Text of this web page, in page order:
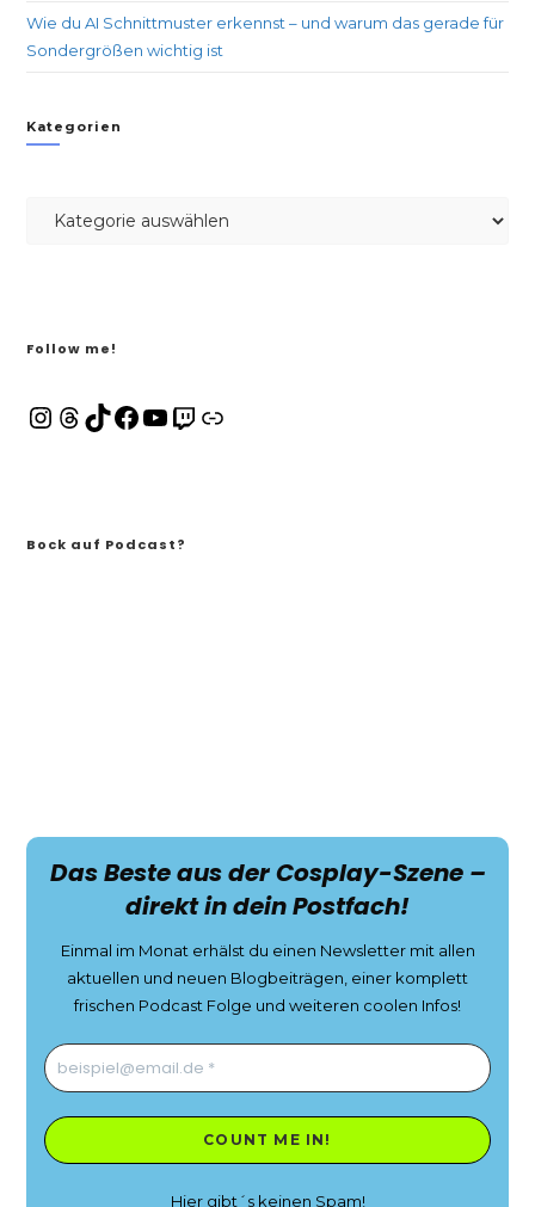
Wie du AI Schnittmuster erkennst – und warum das gerade für
Sondergrößen wichtig ist
Kategorien
Follow me!
Bock auf Podcast?
Das Beste aus der Cosplay-Szene –
direkt in dein Postfach!
Einmal im Monat erhälst du einen Newsletter mit allen
aktuellen und neuen Blogbeiträgen, einer komplett
frischen Podcast Folge und weiteren coolen Infos!
Hier gibt´s keinen Spam!